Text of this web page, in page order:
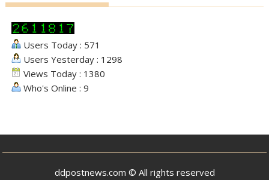
Users Today : 571
Users Yesterday : 1298
Views Today : 1380
Who's Online : 9
ddpostnews.com © All rights reserved